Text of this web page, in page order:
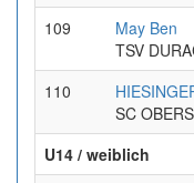
109
May Ben
TSV
110
SC
U14 / weiblich